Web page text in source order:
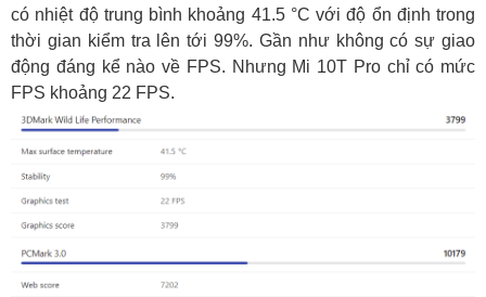
có nhiệt độ trung bình khoảng 41.5 °C với độ ổn định trong
thời gian kiểm tra lên tới 99%. Gần như không có sự giao
động đáng kể nào về FPS. Nhưng Mi 10T Pro chỉ có mức
FPS khoảng 22 FPS.